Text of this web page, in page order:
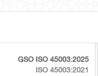
GSO ISO 45003:2025
ISO 45003:2021